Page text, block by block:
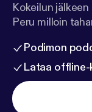
Kokeilun
Peru milloin
Podimon
Lataa